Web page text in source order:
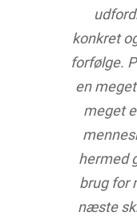
konkret
forfølge.
en
meget
hermed
brug for
næste